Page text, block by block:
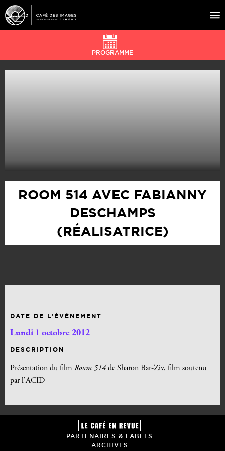
À L’AFFICHE
PROGRAMME
ROOM 514 AVEC FABIANNY
DESCHAMPS
(RÉALISATRICE)
DATE DE L’ÉVÉNEMENT
Lundi 1 octobre 2012
DESCRIPTION
Présentation du film Room 514 de Sharon Bar-Ziv, film soutenu
par l’ACID
PARTENAIRES & LABELS
ARCHIVES